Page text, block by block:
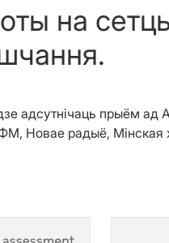
на
адсутнічаць прыём
Новае радыё,